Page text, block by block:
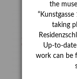
the
taking
Up-to-
work can be